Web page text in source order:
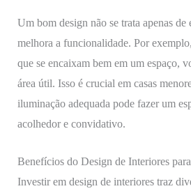
Um bom design não se trata apenas de
melhora a funcionalidade. Por
que se encaixam bem em um espaço,
área útil. Isso é crucial em casas
iluminação adequada pode fazer um
acolhedor e convidativo.
Benefícios do Design de Interiores para
Investir em design de interiores traz